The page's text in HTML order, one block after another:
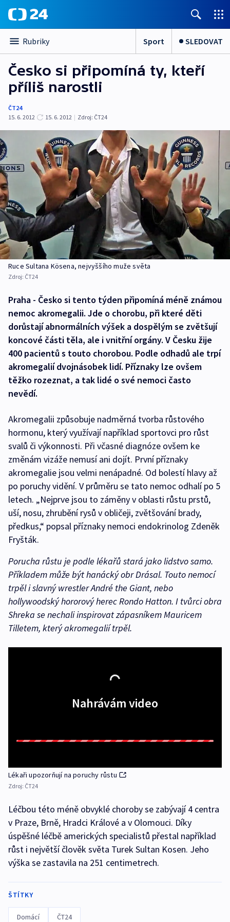
Rubriky Sport SLEDOVAT
Česko si připomíná ty, kteří
příliš narostli
ČT24
15. 6. 2012
15. 6. 2012 | Zdroj: ČT24
Ruce Sultana Kösena, nejvyššího muže světa
Zdroj: ČT24
Praha - Česko si tento týden připomíná méně známou
nemoc akromegalii. Jde o chorobu, při které děti
dorůstají abnormálních výšek a dospělým se zvětšují
koncové části těla, ale i vnitřní orgány. V Česku žije
400 pacientů s touto chorobou. Podle odhadů ale trpí
akromegalií dvojnásobek lidí. Příznaky lze ovšem
těžko rozeznat, a tak lidé o své nemoci často
nevědí.
Akromegalii způsobuje nadměrná tvorba růstového
hormonu, který využívají například sportovci pro růst
svalů či výkonnosti. Při včasné diagnóze ovšem ke
změnám vizáže nemusí ani dojít. První příznaky
akromegalie jsou velmi nenápadné. Od bolestí hlavy až
po poruchy vidění. V průměru se tato nemoc odhalí po 5
letech. „Nejprve jsou to záměny v oblasti růstu prstů,
uší, nosu, zhrubění rysů v obličeji, zvětšování brady,
předkus,“ popsal příznaky nemoci endokrinolog Zdeněk
Fryšták.
Porucha růstu je podle lékařů stará jako lidstvo samo.
Příkladem může být hanácký obr Drásal. Touto nemocí
trpěl i slavný wrestler André the Giant, nebo
hollywoodský hororový herec Rondo Hatton. I tvůrci obra
Shreka se nechali inspirovat zápasníkem Mauricem
Tilletem, který akromegalií trpěl.
Nahrávám video
Lékaři upozorňují na poruchy růstu
Zdroj: ČT24
Léčbou této méně obvyklé choroby se zabývají 4 centra
v Praze, Brně, Hradci Králové a v Olomouci. Díky
úspěšné léčbě amerických specialistů přestal například
růst i největší člověk světa Turek Sultan Kosen. Jeho
výška se zastavila na 251 centimetrech.
ŠTÍTKY
Domácí ČT24